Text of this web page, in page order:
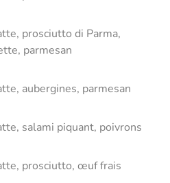
prosciutto di Parma,
parmesan
aubergines, parmesan
salami piquant, poivrons
prosciutto, œuf frais